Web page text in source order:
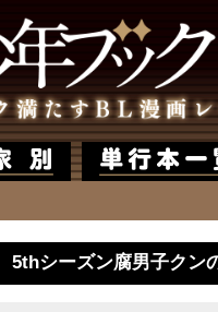
5thシーズン腐男子クン